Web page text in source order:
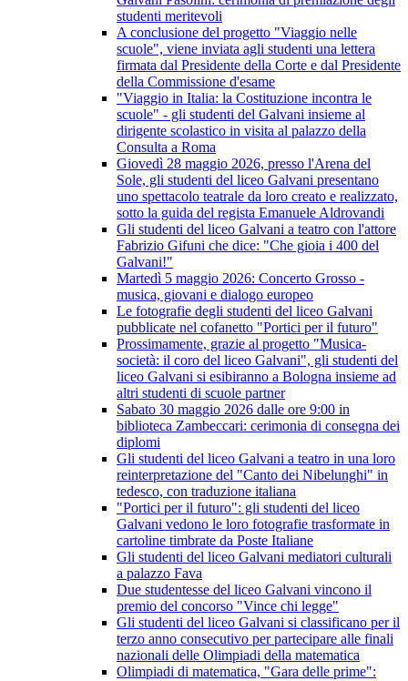
studenti meritevoli
A conclusione del progetto "Viaggio nelle
scuole", viene inviata agli studenti una lettera
firmata dal Presidente della Corte e dal Presidente
della Commissione d'esame
"Viaggio in Italia: la Costituzione incontra le
scuole" - gli studenti del Galvani insieme al
dirigente scolastico in visita al palazzo della
Consulta a Roma
Giovedì 28 maggio 2026, presso l'Arena del
Sole, gli studenti del liceo Galvani presentano
uno spettacolo teatrale da loro creato e realizzato,
sotto la guida del regista Emanuele Aldrovandi
Gli studenti del liceo Galvani a teatro con l'attore
Fabrizio Gifuni che dice: "Che gioia i 400 del
Galvani!"
Martedì 5 maggio 2026: Concerto Grosso -
musica, giovani e dialogo europeo
Le fotografie degli studenti del liceo Galvani
pubblicate nel cofanetto "Portici per il futuro"
Prossimamente, grazie al progetto "Musica-
società: il coro del liceo Galvani", gli studenti del
liceo Galvani si esibiranno a Bologna insieme ad
altri studenti di scuole partner
Sabato 30 maggio 2026 dalle ore 9:00 in
biblioteca Zambeccari: cerimonia di consegna dei
diplomi
Gli studenti del liceo Galvani a teatro in una loro
reinterpretazione del "Canto dei Nibelunghi" in
tedesco, con traduzione italiana
"Portici per il futuro": gli studenti del liceo
Galvani vedono le loro fotografie trasformate in
cartoline timbrate da Poste Italiane
Gli studenti del liceo Galvani mediatori culturali
a palazzo Fava
Due studentesse del liceo Galvani vincono il
premio del concorso "Vince chi legge"
Gli studenti del liceo Galvani si classificano per il
terzo anno consecutivo per partecipare alle finali
nazionali delle Olimpiadi della matematica
Olimpiadi di matematica, "Gara delle prime":